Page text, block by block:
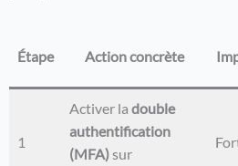
Étape Action concrète
1
Activer la double
authentification
(MFA)sur